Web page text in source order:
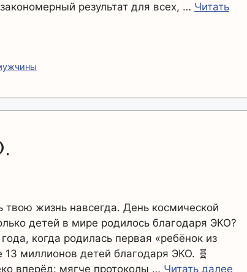
результат для всех, … Читать
жизнь навсегда. День космической
детей в мире родилось благодаря ЭКО?
когда родилась первая «ребёнок из
миллионов детей благодаря ЭКО. 🧬
вперёд: мягче протоколы … Читать далее